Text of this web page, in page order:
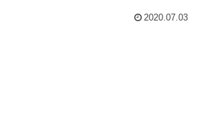
2020.07.03